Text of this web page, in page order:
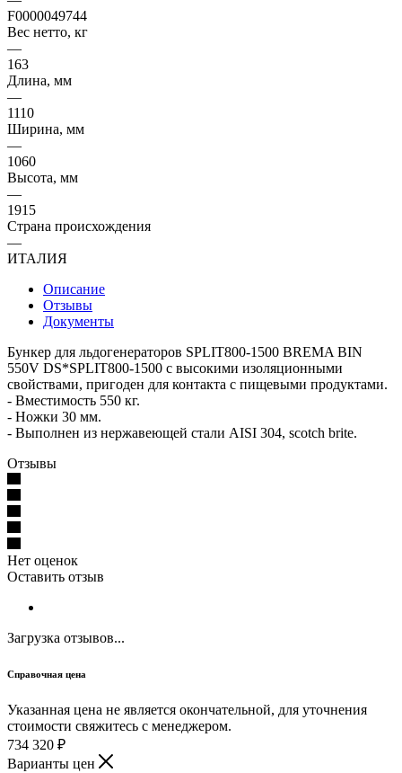
F0000049744
Вес нетто, кг
—
163
Длина, мм
—
1110
Ширина, мм
—
1060
Высота, мм
—
1915
Страна происхождения
—
ИТАЛИЯ
Описание
Отзывы
Документы
Бункер для льдогенераторов SPLIT800-1500 BREMA BIN
550V DS*SPLIT800-1500 с высокими изоляционными
свойствами, пригоден для контакта с пищевыми продуктами.
- Вместимость 550 кг.
- Ножки 30 мм.
- Выполнен из нержавеющей стали AISI 304, scotch brite.
Отзывы
Нет оценок
Оставить отзыв
Загрузка отзывов...
Справочная цена
Указанная цена не является окончательной, для уточнения
стоимости свяжитесь с менеджером.
734 320 ₽
Варианты цен